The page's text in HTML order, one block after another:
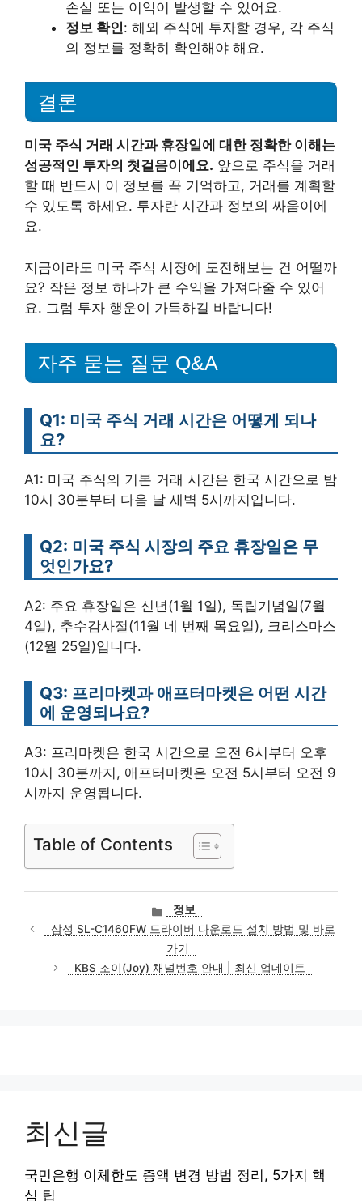
손실 또는 이익이 발생할 수 있어요.
정보 확인: 해외 주식에 투자할 경우, 각 주식
의 정보를 정확히 확인해야 해요.
결론
미국 주식 거래 시간과 휴장일에 대한 정확한 이해는
성공적인 투자의 첫걸음이에요. 앞으로 주식을 거래
할 때 반드시 이 정보를 꼭 기억하고, 거래를 계획할
수 있도록 하세요. 투자란 시간과 정보의 싸움이에
요.
지금이라도 미국 주식 시장에 도전해보는 건 어떨까
요? 작은 정보 하나가 큰 수익을 가져다줄 수 있어
요. 그럼 투자 행운이 가득하길 바랍니다!
자주 묻는 질문 Q&A
Q1: 미국 주식 거래 시간은 어떻게 되나
요?
A1: 미국 주식의 기본 거래 시간은 한국 시간으로 밤
10시 30분부터 다음 날 새벽 5시까지입니다.
Q2: 미국 주식 시장의 주요 휴장일은 무
엇인가요?
A2: 주요 휴장일은 신년(1월 1일), 독립기념일(7월
4일), 추수감사절(11월 네 번째 목요일), 크리스마스
(12월 25일)입니다.
Q3: 프리마켓과 애프터마켓은 어떤 시간
에 운영되나요?
A3: 프리마켓은 한국 시간으로 오전 6시부터 오후
10시 30분까지, 애프터마켓은 오전 5시부터 오전 9
시까지 운영됩니다.
Table of Contents
카
테
고
리
정보
삼성 SL-C1460FW 드라이버 다운로드 설치 방법 및 바로
가기
KBS 조이(Joy) 채널번호 안내 | 최신 업데이트
최신글
국민은행 이체한도 증액 변경 방법 정리, 5가지 핵
심 팁